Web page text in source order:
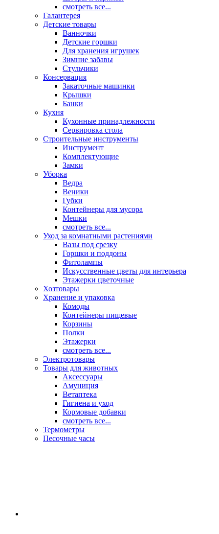
смотреть все...
Галантерея
Детские товары
Ванночки
Детские горшки
Для хранения игрушек
Зимние забавы
Стульчики
Консервация
Закаточные машинки
Крышки
Банки
Кухня
Кухонные принадлежности
Сервировка стола
Строительные инструменты
Инструмент
Комплектующие
Замки
Уборка
Ведра
Веники
Губки
Контейнеры для мусора
Мешки
смотреть все...
Уход за комнатными растениями
Вазы под срезку
Горшки и поддоны
Фитолампы
Искусственные цветы для интерьера
Этажерки цветочные
Хозтовары
Хранение и упаковка
Комоды
Контейнеры пищевые
Корзины
Полки
Этажерки
смотреть все...
Электротовары
Товары для животных
Аксессуары
Амуниция
Ветаптека
Гигиена и уход
Кормовые добавки
смотреть все...
Термометры
Песочные часы